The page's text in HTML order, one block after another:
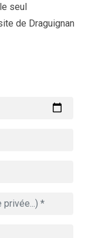
seul
de Draguignan